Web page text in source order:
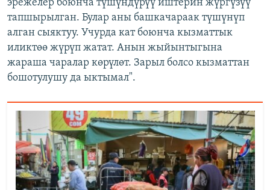
эрежелер боюнча түшүндүрүү иштерин жүргүзүү
тапшырылган. Булар аны башкачараак түшүнүп
алган сыяктуу. Учурда кат боюнча кызматтык
иликтөө жүрүп жатат. Анын жыйынтыгына
жараша чаралар көрүлөт. Зарыл болсо кызматтан
бошотулушу да ыктымал".